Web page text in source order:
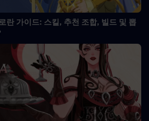
란 가이드: 스킬, 추천 조합, 빌드 및 뽑